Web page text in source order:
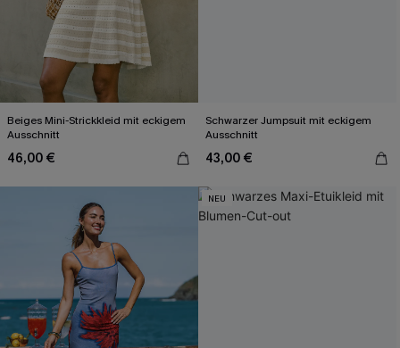
Beiges Mini-Strickkleid mit eckigem
Ausschnitt
46,00 €
Schwarzer Jumpsuit mit eckigem
Ausschnitt
43,00 €
NEU